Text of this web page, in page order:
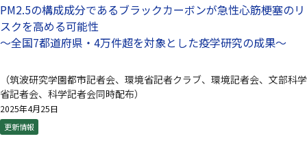
PM2.5の構成成分であるブラックカーボンが急性心筋梗塞のリ
スクを高める可能性
～全国7都道府県・4万件超を対象とした疫学研究の成果～
（筑波研究学園都市記者会、環境省記者クラブ、環境記者会、文部科学
省記者会、科学記者会同時配布）
2025年4月25日
更新情報